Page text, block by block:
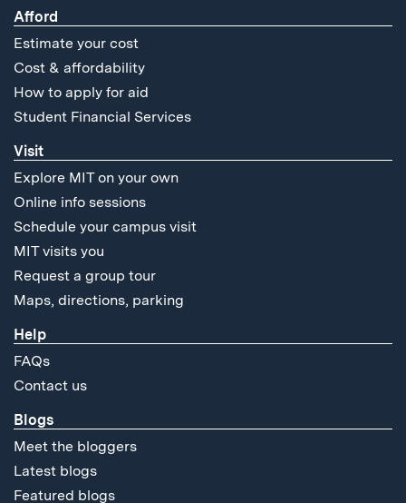
Afford
Estimate your cost
Cost & affordability
How to apply for aid
Student Financial Services
Visit
Explore MIT on your own
Online info sessions
Schedule your campus visit
MIT visits you
Request a group tour
Maps, directions, parking
Help
FAQs
Contact us
Blogs
Meet the bloggers
Latest blogs
Featured blogs